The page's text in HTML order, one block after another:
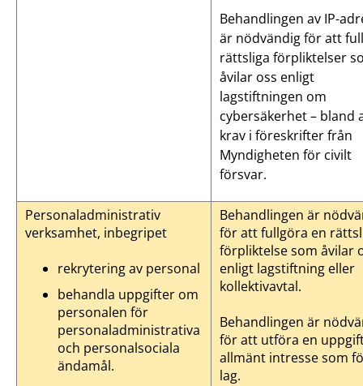
Behandlingen av IP-
är nödvändig för att
rättsliga förpliktelser
åvilar oss enligt
lagstiftningen om
cybersäkerhet – bland
krav i föreskrifter från
Myndigheten för civilt
försvar.
Personaladministrativ
verksamhet, inbegripet
rekrytering av personal
behandla uppgifter om
personalen för
personaladministrativa
och personalsociala
ändamål.
Behandlingen är
för att fullgöra en
förpliktelse som åvilar
enligt lagstiftning eller
kollektivavtal.
Behandlingen är
för att utföra en
allmänt intresse som
lag.